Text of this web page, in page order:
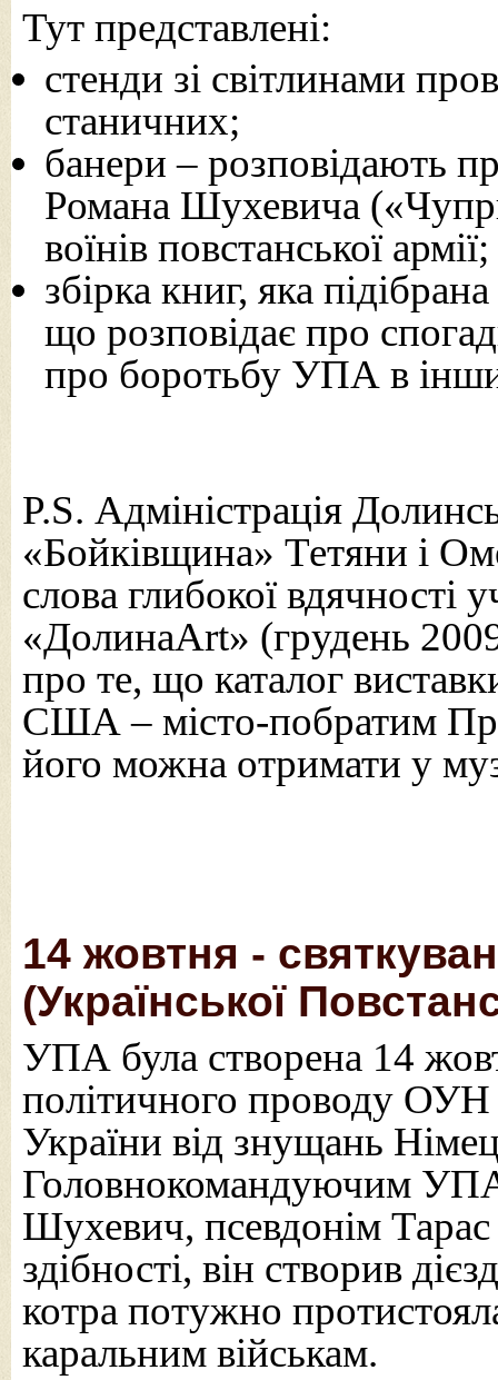
Тут представлені:
стенди зі світлинами
станичних;
банери – розповідають
Романа Шухевича
воїнів повстанської армії;
збірка книг, яка
що розповідає про
про боротьбу УПА в
P.S. Адміністрація
«Бойківщина» Тетяни і
слова глибокої вдячності
«ДолинаArt» (грудень
про те, що каталог
США – місто-побратим
його можна отримати у
14 жовтня -
(Української
УПА була створена 14
політичного проводу ОУН
України від знущань
Головнокомандуючим
Шухевич, псевдонім
здібності, він створив
котра потужно
каральним військам.